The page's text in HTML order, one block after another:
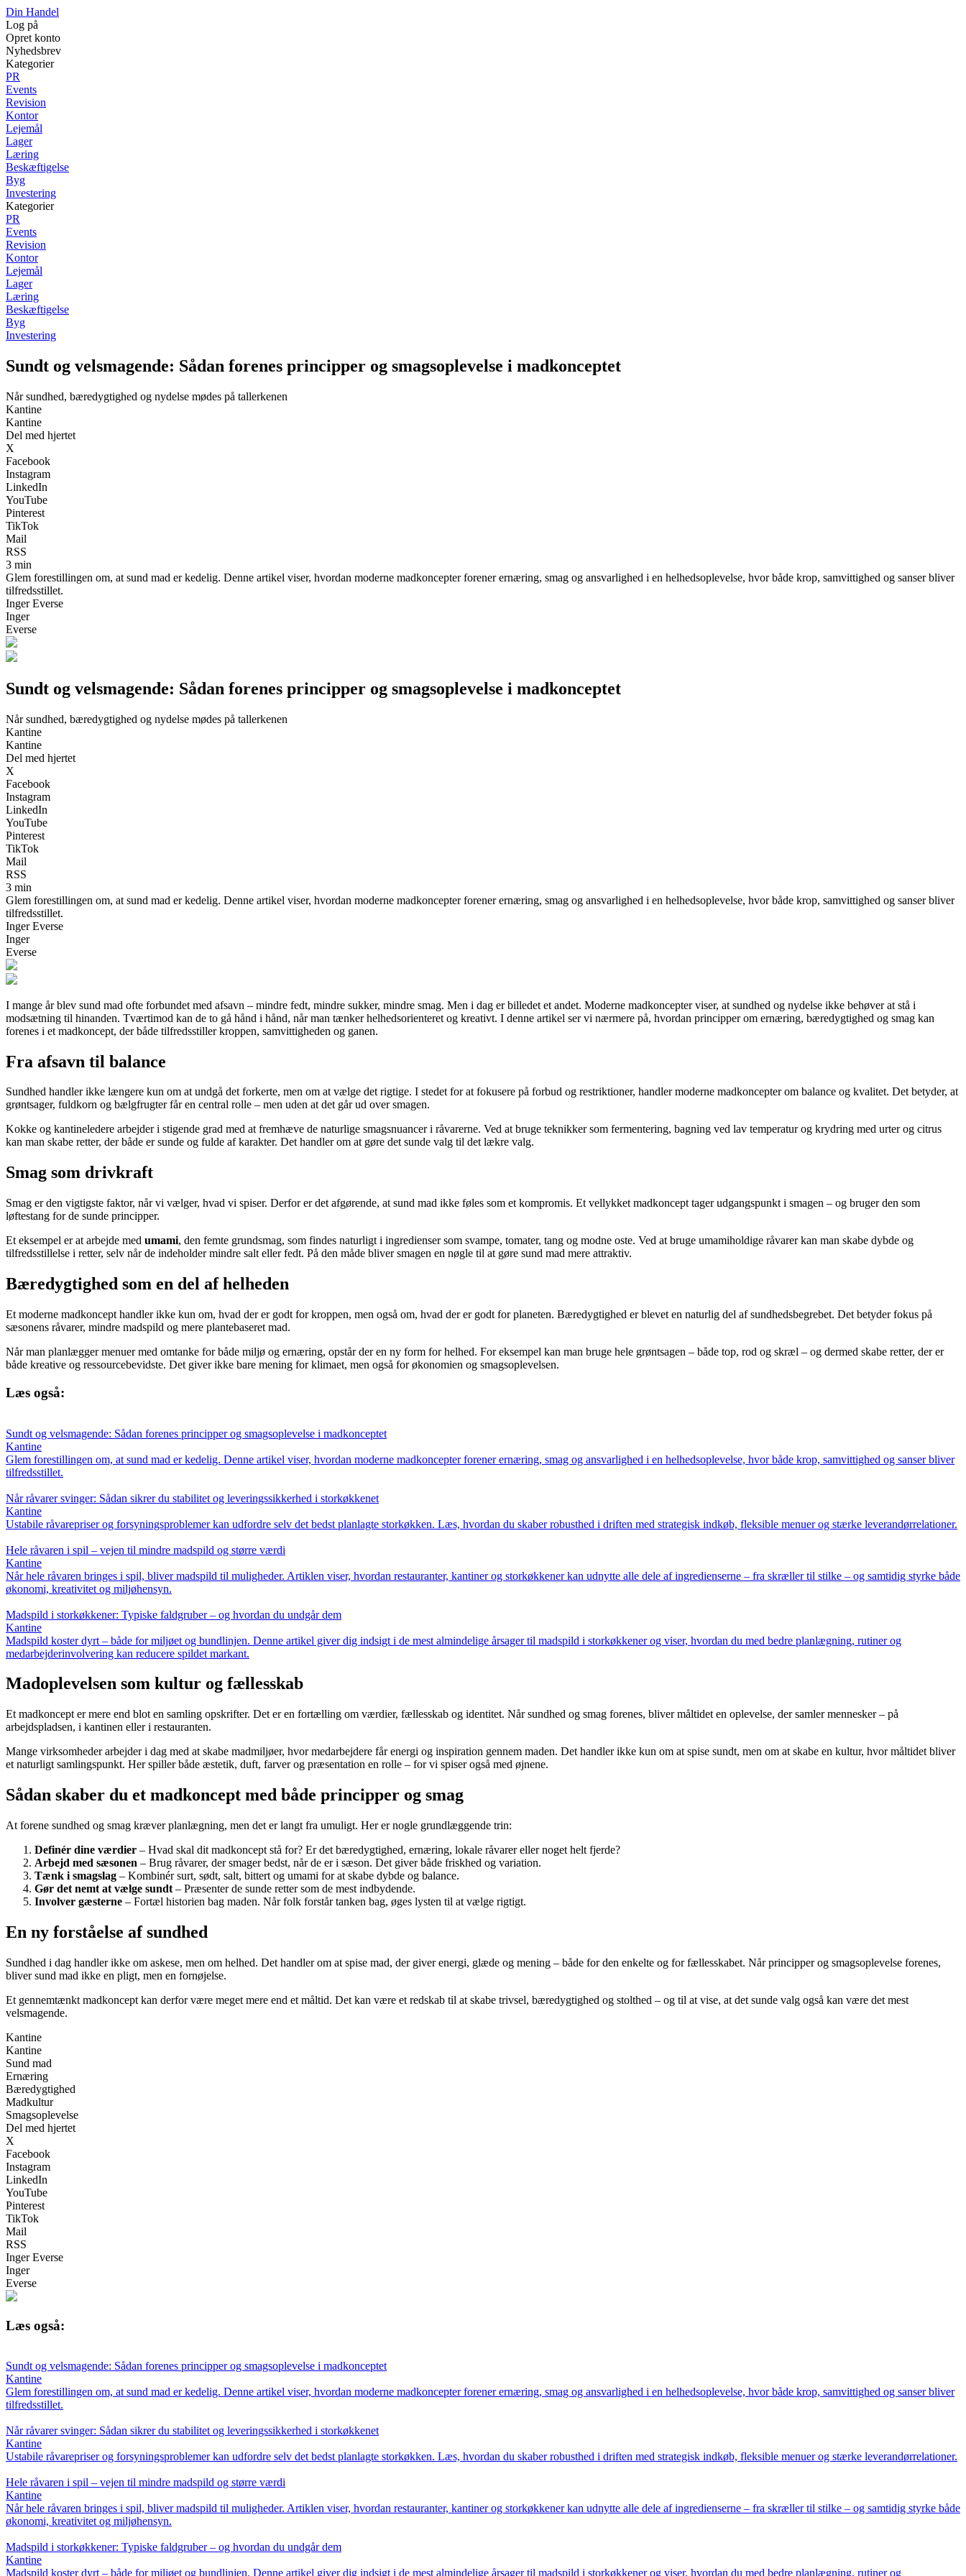
Din Handel
Log på
Opret konto
Nyhedsbrev
Kategorier
PR
Events
Revision
Kontor
Lejemål
Lager
Læring
Beskæftigelse
Byg
Investering
Kategorier
PR
Events
Revision
Kontor
Lejemål
Lager
Læring
Beskæftigelse
Byg
Investering
Sundt og velsmagende: Sådan forenes principper og smagsoplevelse i madkonceptet
Når sundhed, bæredygtighed og nydelse mødes på tallerkenen
Kantine
Kantine
Del med hjertet
X
Facebook
Instagram
LinkedIn
YouTube
Pinterest
TikTok
Mail
RSS
3 min
Glem forestillingen om, at sund mad er kedelig. Denne artikel viser, hvordan moderne madkoncepter forener ernæring, smag og ansvarlighed i en helhedsoplevelse, hvor både krop, samvittighed og sanser bliver
tilfredsstillet.
Inger Everse
Inger
Everse
Sundt og velsmagende: Sådan forenes principper og smagsoplevelse i madkonceptet
Når sundhed, bæredygtighed og nydelse mødes på tallerkenen
Kantine
Kantine
Del med hjertet
X
Facebook
Instagram
LinkedIn
YouTube
Pinterest
TikTok
Mail
RSS
3 min
Glem forestillingen om, at sund mad er kedelig. Denne artikel viser, hvordan moderne madkoncepter forener ernæring, smag og ansvarlighed i en helhedsoplevelse, hvor både krop, samvittighed og sanser bliver
tilfredsstillet.
Inger Everse
Inger
Everse
I mange år blev sund mad ofte forbundet med afsavn – mindre fedt, mindre sukker, mindre smag. Men i dag er billedet et andet. Moderne madkoncepter viser, at sundhed og nydelse ikke behøver at stå i
modsætning til hinanden. Tværtimod kan de to gå hånd i hånd, når man tænker helhedsorienteret og kreativt. I denne artikel ser vi nærmere på, hvordan principper om ernæring, bæredygtighed og smag kan
forenes i et madkoncept, der både tilfredsstiller kroppen, samvittigheden og ganen.
Fra afsavn til balance
Sundhed handler ikke længere kun om at undgå det forkerte, men om at vælge det rigtige. I stedet for at fokusere på forbud og restriktioner, handler moderne madkoncepter om balance og kvalitet. Det betyder, at
grøntsager, fuldkorn og bælgfrugter får en central rolle – men uden at det går ud over smagen.
Kokke og kantineledere arbejder i stigende grad med at fremhæve de naturlige smagsnuancer i råvarerne. Ved at bruge teknikker som fermentering, bagning ved lav temperatur og krydring med urter og citrus
kan man skabe retter, der både er sunde og fulde af karakter. Det handler om at gøre det sunde valg til det lækre valg.
Smag som drivkraft
Smag er den vigtigste faktor, når vi vælger, hvad vi spiser. Derfor er det afgørende, at sund mad ikke føles som et kompromis. Et vellykket madkoncept tager udgangspunkt i smagen – og bruger den som
løftestang for de sunde principper.
Et eksempel er at arbejde med umami, den femte grundsmag, som findes naturligt i ingredienser som svampe, tomater, tang og modne oste. Ved at bruge umamiholdige råvarer kan man skabe dybde og
tilfredsstillelse i retter, selv når de indeholder mindre salt eller fedt. På den måde bliver smagen en nøgle til at gøre sund mad mere attraktiv.
Bæredygtighed som en del af helheden
Et moderne madkoncept handler ikke kun om, hvad der er godt for kroppen, men også om, hvad der er godt for planeten. Bæredygtighed er blevet en naturlig del af sundhedsbegrebet. Det betyder fokus på
sæsonens råvarer, mindre madspild og mere plantebaseret mad.
Når man planlægger menuer med omtanke for både miljø og ernæring, opstår der en ny form for helhed. For eksempel kan man bruge hele grøntsagen – både top, rod og skræl – og dermed skabe retter, der er
både kreative og ressourcebevidste. Det giver ikke bare mening for klimaet, men også for økonomien og smagsoplevelsen.
Læs også:
Sundt og velsmagende: Sådan forenes principper og smagsoplevelse i madkonceptet
Kantine
Glem forestillingen om, at sund mad er kedelig. Denne artikel viser, hvordan moderne madkoncepter forener ernæring, smag og ansvarlighed i en helhedsoplevelse, hvor både krop, samvittighed og sanser bliver
tilfredsstillet.
Når råvarer svinger: Sådan sikrer du stabilitet og leveringssikkerhed i storkøkkenet
Kantine
Ustabile råvarepriser og forsyningsproblemer kan udfordre selv det bedst planlagte storkøkken. Læs, hvordan du skaber robusthed i driften med strategisk indkøb, fleksible menuer og stærke leverandørrelationer.
Hele råvaren i spil – vejen til mindre madspild og større værdi
Kantine
Når hele råvaren bringes i spil, bliver madspild til muligheder. Artiklen viser, hvordan restauranter, kantiner og storkøkkener kan udnytte alle dele af ingredienserne – fra skræller til stilke – og samtidig styrke både
økonomi, kreativitet og miljøhensyn.
Madspild i storkøkkener: Typiske faldgruber – og hvordan du undgår dem
Kantine
Madspild koster dyrt – både for miljøet og bundlinjen. Denne artikel giver dig indsigt i de mest almindelige årsager til madspild i storkøkkener og viser, hvordan du med bedre planlægning, rutiner og
medarbejderinvolvering kan reducere spildet markant.
Madoplevelsen som kultur og fællesskab
Et madkoncept er mere end blot en samling opskrifter. Det er en fortælling om værdier, fællesskab og identitet. Når sundhed og smag forenes, bliver måltidet en oplevelse, der samler mennesker – på
arbejdspladsen, i kantinen eller i restauranten.
Mange virksomheder arbejder i dag med at skabe madmiljøer, hvor medarbejdere får energi og inspiration gennem maden. Det handler ikke kun om at spise sundt, men om at skabe en kultur, hvor måltidet bliver
et naturligt samlingspunkt. Her spiller både æstetik, duft, farver og præsentation en rolle – for vi spiser også med øjnene.
Sådan skaber du et madkoncept med både principper og smag
At forene sundhed og smag kræver planlægning, men det er langt fra umuligt. Her er nogle grundlæggende trin:
Definér dine værdier – Hvad skal dit madkoncept stå for? Er det bæredygtighed, ernæring, lokale råvarer eller noget helt fjerde?
Arbejd med sæsonen – Brug råvarer, der smager bedst, når de er i sæson. Det giver både friskhed og variation.
Tænk i smagslag – Kombinér surt, sødt, salt, bittert og umami for at skabe dybde og balance.
Gør det nemt at vælge sundt – Præsenter de sunde retter som de mest indbydende.
Involver gæsterne – Fortæl historien bag maden. Når folk forstår tanken bag, øges lysten til at vælge rigtigt.
En ny forståelse af sundhed
Sundhed i dag handler ikke om askese, men om helhed. Det handler om at spise mad, der giver energi, glæde og mening – både for den enkelte og for fællesskabet. Når principper og smagsoplevelse forenes,
bliver sund mad ikke en pligt, men en fornøjelse.
Et gennemtænkt madkoncept kan derfor være meget mere end et måltid. Det kan være et redskab til at skabe trivsel, bæredygtighed og stolthed – og til at vise, at det sunde valg også kan være det mest
velsmagende.
Kantine
Kantine
Sund mad
Ernæring
Bæredygtighed
Madkultur
Smagsoplevelse
Del med hjertet
X
Facebook
Instagram
LinkedIn
YouTube
Pinterest
TikTok
Mail
RSS
Inger Everse
Inger
Everse
Læs også:
Sundt og velsmagende: Sådan forenes principper og smagsoplevelse i madkonceptet
Kantine
Glem forestillingen om, at sund mad er kedelig. Denne artikel viser, hvordan moderne madkoncepter forener ernæring, smag og ansvarlighed i en helhedsoplevelse, hvor både krop, samvittighed og sanser bliver
tilfredsstillet.
Når råvarer svinger: Sådan sikrer du stabilitet og leveringssikkerhed i storkøkkenet
Kantine
Ustabile råvarepriser og forsyningsproblemer kan udfordre selv det bedst planlagte storkøkken. Læs, hvordan du skaber robusthed i driften med strategisk indkøb, fleksible menuer og stærke leverandørrelationer.
Hele råvaren i spil – vejen til mindre madspild og større værdi
Kantine
Når hele råvaren bringes i spil, bliver madspild til muligheder. Artiklen viser, hvordan restauranter, kantiner og storkøkkener kan udnytte alle dele af ingredienserne – fra skræller til stilke – og samtidig styrke både
økonomi, kreativitet og miljøhensyn.
Madspild i storkøkkener: Typiske faldgruber – og hvordan du undgår dem
Kantine
Madspild koster dyrt – både for miljøet og bundlinjen. Denne artikel giver dig indsigt i de mest almindelige årsager til madspild i storkøkkener og viser, hvordan du med bedre planlægning, rutiner og